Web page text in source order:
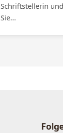
Schriftstellerin
Sie...